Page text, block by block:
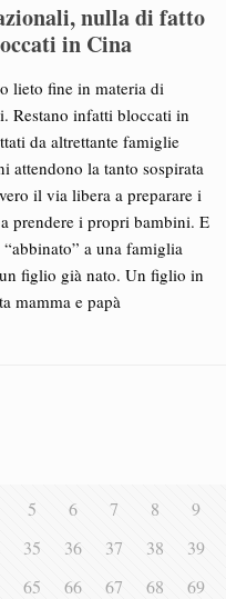
nulla di fatto
in Cina
lieto fine in materia di
Restano infatti bloccati in
da altrettante famiglie
attendono la tanto sospirata
il via libera a preparare i
prendere i propri bambini. E
a una famiglia
figlio già nato. Un figlio in
mamma e papà
5 6 7 8 9
35 36 37 38 39
65 66 67 68 69